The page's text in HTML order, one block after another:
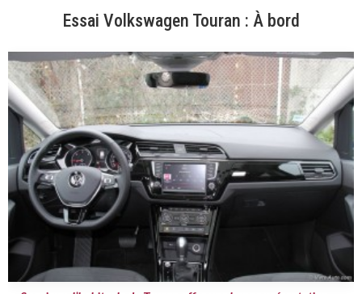
Essai Volkswagen Touran : À bord